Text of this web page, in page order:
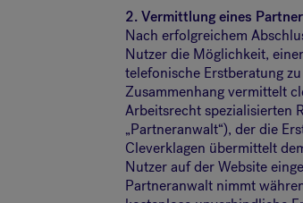
2. Vermittlung eines
Nach erfolgreichem
Nutzer die Möglichkeit,
telefonische Erstberatung
Zusammenhang vermittelt
Arbeitsrecht spezialisierten
„Partneranwalt“), der die
Cleverklagen übermittelt
Nutzer auf der Website
Partneranwalt nimmt